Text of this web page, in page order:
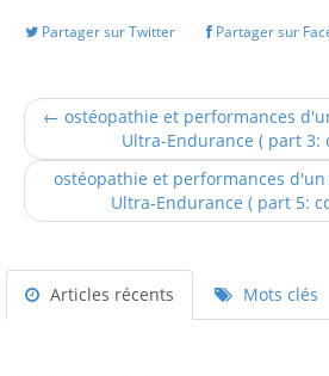
Partager sur Twitter Partager sur
← ostéopathie et performances
Ultra-Endurance ( part 3:
ostéopathie et performances
Ultra-Endurance ( part 5:
Articles récents Mots clés